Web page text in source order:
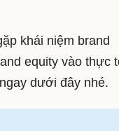
khái niệm brand
equity vào thực
dưới đây nhé.